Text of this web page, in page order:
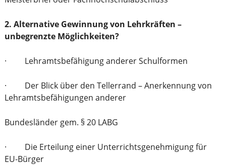
2. Alternative Gewinnung von Lehrkräften –
unbegrenzte Möglichkeiten?
· Lehramtsbefähigung anderer Schulformen
· Der Blick über den Tellerrand – Anerkennung von
Lehramtsbefähigungen anderer
Bundesländer gem. § 20 LABG
· Die Erteilung einer Unterrichtsgenehmigung für
EU-Bürger